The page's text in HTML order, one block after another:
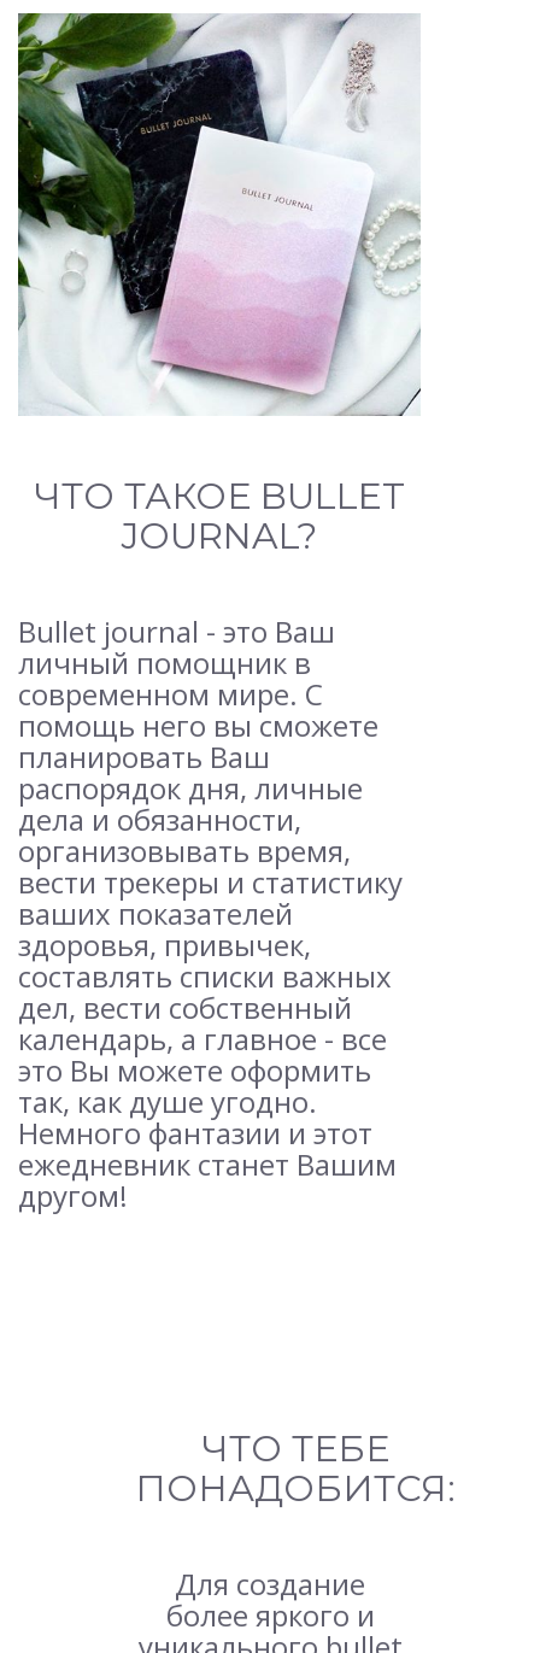
ЧТО ТАКОЕ BULLET
JOURNAL?
Bullet journal - это Ваш
личный помощник в
современном мире. С
помощь него вы сможете
планировать Ваш
распорядок дня, личные
дела и обязанности,
организовывать время,
вести трекеры и статистику
ваших показателей
здоровья, привычек,
составлять списки важных
дел, вести собственный
календарь, а главное - все
это Вы можете оформить
так, как душе угодно.
Немного фантазии и этот
ежедневник станет Вашим
другом!
ЧТО ТЕБЕ
ПОНАДОБИТСЯ:
Для создание
более яркого и